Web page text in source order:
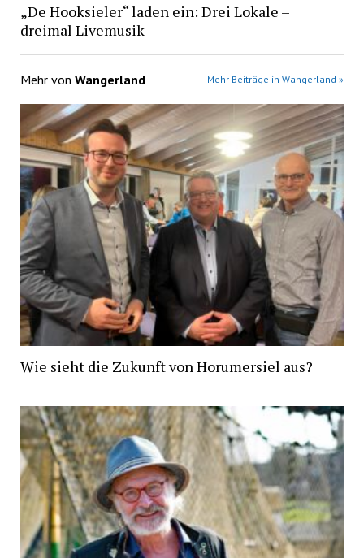
„De Hooksieler“ laden ein: Drei Lokale –
dreimal Livemusik
Mehr von Wangerland Mehr Beiträge in Wangerland »
Wie sieht die Zukunft von Horumersiel aus?